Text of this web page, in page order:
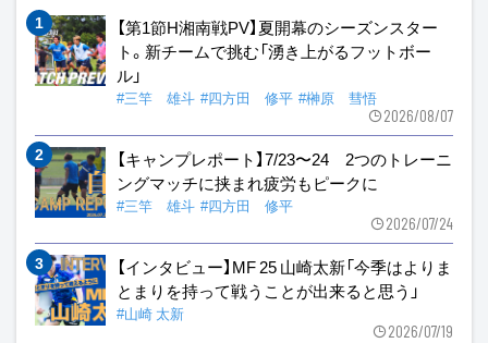
【第1節H湘南戦PV】夏開幕のシーズンスター
ト。新チームで挑む「湧き上がるフットボー
ル」
#三竿 雄斗 #四方田 修平 #榊原 彗悟
2026/08/07
【キャンプレポート】7/23〜24 2つのトレーニ
ングマッチに挟まれ疲労もピークに
#三竿 雄斗 #四方田 修平
2026/07/24
【インタビュー】MF 25 山崎太新「今季はよりま
とまりを持って戦うことが出来ると思う」
#山崎 太新
2026/07/19